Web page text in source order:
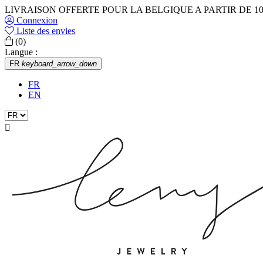
LIVRAISON OFFERTE POUR LA BELGIQUE A PARTIR DE
Connexion
Liste des envies
(0)
Langue :
FR keyboard_arrow_down
FR
EN
